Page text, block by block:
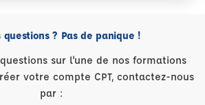
questions ? Pas de panique !
sur l'une de nos formations
votre compte CPT, contactez-nous
par :